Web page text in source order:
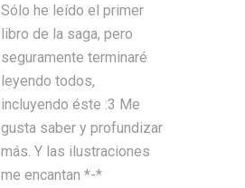
Sólo he leído el primer
libro de la saga, pero
seguramente terminaré
leyendo todos,
incluyendo éste :3 Me
gusta saber y profundizar
más. Y las ilustraciones
me encantan *-*